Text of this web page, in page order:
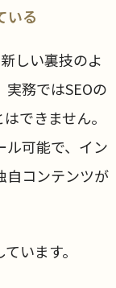
いる
しい裏技のよ
務ではSEOの
できません。
ル可能で、イン
自コンテンツが
います。